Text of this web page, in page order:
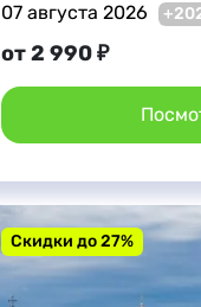
07 августа 2026
от 2 990 ₽
Скидки до 27%